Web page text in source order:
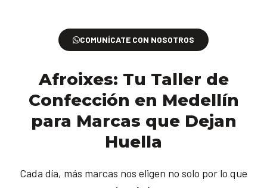
COMUNÍCATE CON NOSOTROS
Afroixes: Tu Taller de
Confección en Medellín
para Marcas que Dejan
Huella
Cada día, más marcas nos eligen no solo por lo que